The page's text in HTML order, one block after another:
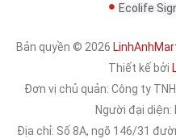
Ecolife
Bản quyền © 2026
Thiết kế bởi
Đơn vị chủ quản: Công ty
Người đại diện:
Địa chỉ: Số 8A, ngõ 146/31